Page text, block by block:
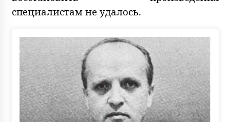
специалистам не удалось.